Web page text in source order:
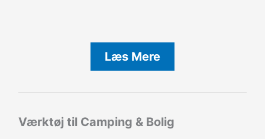
Læs Mere
Værktøj til Camping & Bolig